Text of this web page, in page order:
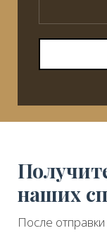
наших
После